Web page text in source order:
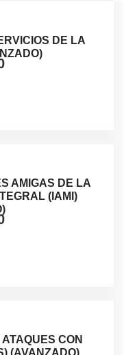
DE LA
AMIGAS DE LA
(IAMI)
CON
(AVANZADO)